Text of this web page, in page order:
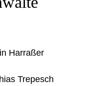
Harraßer
Trepesch